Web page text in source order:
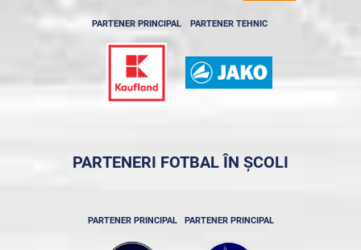
PARTENER PRINCIPAL PARTENER TEHNIC
PARTENERI FOTBAL ÎN ȘCOLI
PARTENER PRINCIPAL PARTENER PRINCIPAL